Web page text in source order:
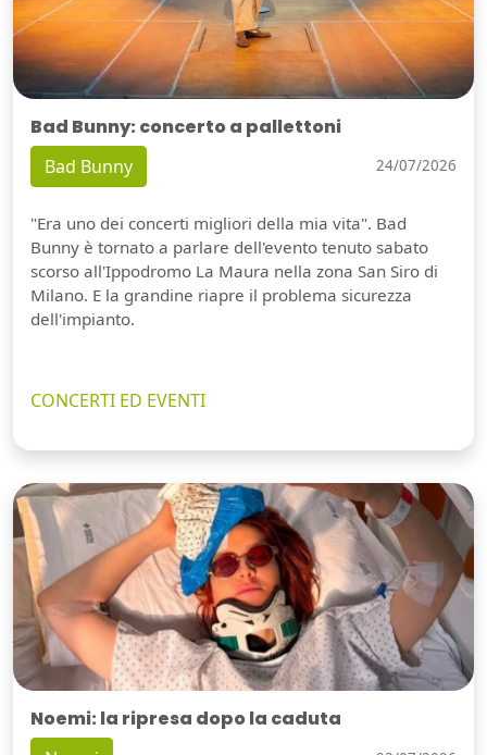
Bad Bunny: concerto a pallettoni
Bad Bunny 24/07/2026
"Era uno dei concerti migliori della mia vita". Bad
Bunny è tornato a parlare dell'evento tenuto sabato
scorso all'Ippodromo La Maura nella zona San Siro di
Milano. E la grandine riapre il problema sicurezza
dell'impianto.
CONCERTI ED EVENTI
Noemi: la ripresa dopo la caduta